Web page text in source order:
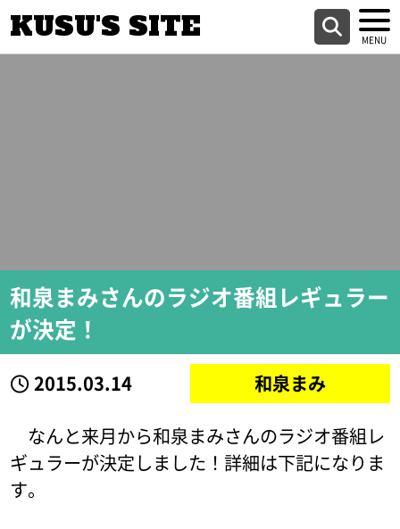
KUSU'S SITE
和泉まみさんのラジオ番組レギュラー
が決定！
2015.03.14 和泉まみ
なんと来月から和泉まみさんのラジオ番組レ
ギュラーが決定しました！詳細は下記になりま
す。